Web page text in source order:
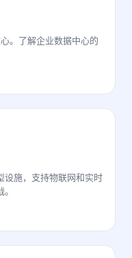
。了解企业数据中心的
设施，支持物联网和实时